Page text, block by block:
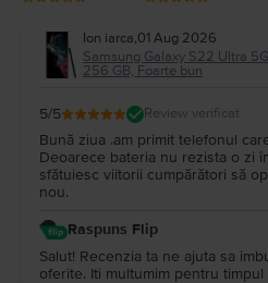
Ion iarca,01 Aug 2026
Samsung Galaxy S22 Ultra
256 GB, Foarte bun
5/5 Review verificat
Bună ziua .am primit telefonul
Deoarece bateria nu rezista o zi
sfătuiesc viitorii cumpărători să
nou.
Raspuns Flip
Salut! Recenzia ta ne ajuta sa
oferite. Iti multumim pentru